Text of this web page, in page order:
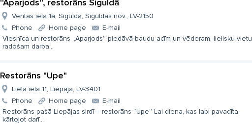
''Aparjods'', restorāns Siguldā
Ventas iela 1a, Sigulda, Siguldas nov., LV-2150
Phone
Home page
E-mail
Viesnīca un restorāns „Aparjods” piedāvā baudu acīm un vēderam, lielisku vietu
radošam darba...
Restorāns "Upe"
Lielā iela 11, Liepāja, LV-3401
Phone
Home page
E-mail
Restorāns pašā Liepājas sirdī – restorāns “Upe” Lai diena, kas labi pavadīta,
kārtojot darī...